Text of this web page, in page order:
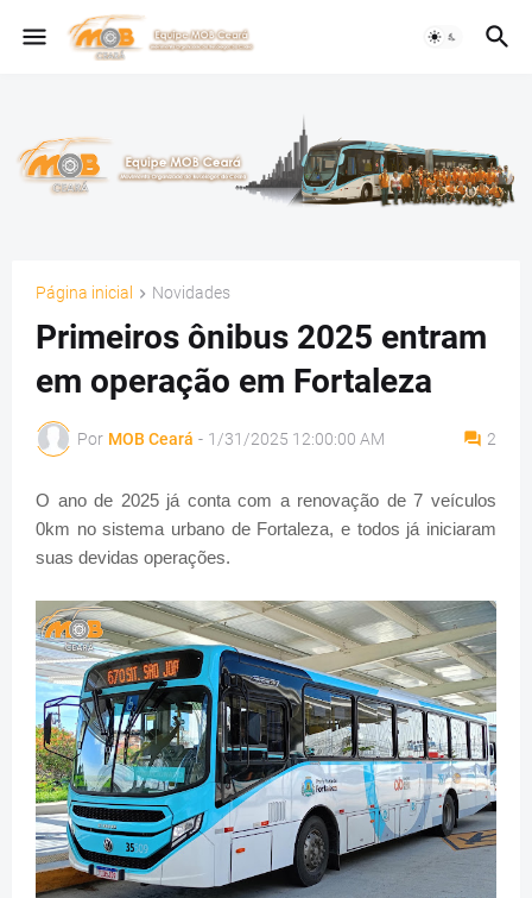
Página inicial Novidades
Primeiros ônibus 2025 entram
em operação em Fortaleza
Por MOB Ceará - 1/31/2025 12:00:00 AM 2
O ano de 2025 já conta com a renovação de 7 veículos
0km no sistema urbano de Fortaleza, e todos já iniciaram
suas devidas operações.